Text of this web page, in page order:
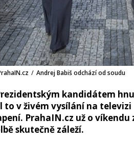
/ Andrej Babiš odchází od soudu
kandidátem
to v živém vysílání na
PrahaIN.cz už o
skutečně záleží.